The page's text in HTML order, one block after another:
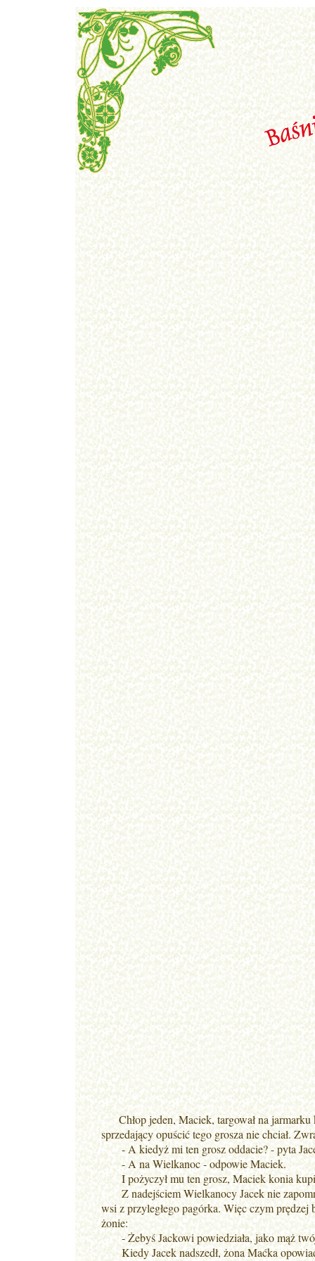
Chłop jeden, Maciek, targował na jarmarku
sprzedający opuścić tego grosza nie chciał.
- A kiedyż mi ten grosz oddacie? - pyta
- A na Wielkanoc - odpowie Maciek.
I pożyczył mu ten grosz, Maciek konia
Z nadejściem Wielkanocy Jacek nie
wsi z przyległego pagórka. Więc czym
żonie:
- Żebyś Jackowi powiedziała, jako mąż
Kiedy Jacek nadszedł, żona Maćka